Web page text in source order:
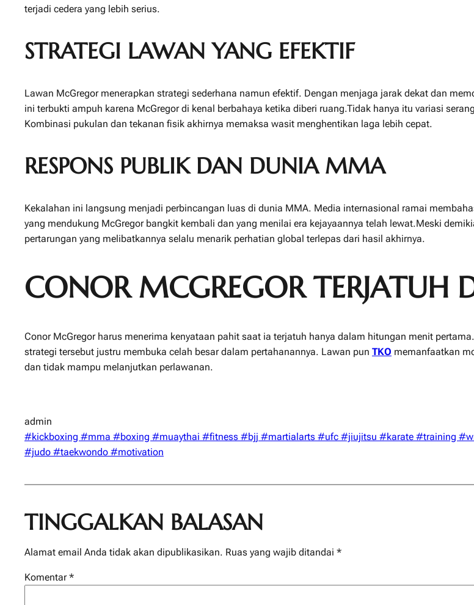
terjadi cedera yang lebih serius.
STRATEGI LAWAN YANG EFEKTIF
Lawan McGregor menerapkan strategi sederhana namun efektif. Dengan menjaga jarak dekat dan
ini terbukti ampuh karena McGregor di kenal berbahaya ketika diberi ruang.Tidak hanya itu variasi
Kombinasi pukulan dan tekanan fisik akhirnya memaksa wasit menghentikan laga lebih cepat.
RESPONS PUBLIK DAN DUNIA MMA
Kekalahan ini langsung menjadi perbincangan luas di dunia MMA. Media internasional ramai
yang mendukung McGregor bangkit kembali dan yang menilai era kejayaannya telah lewat.Meski
pertarungan yang melibatkannya selalu menarik perhatian global terlepas dari hasil akhirnya.
CONOR MCGREGOR TERJATUH
Conor McGregor harus menerima kenyataan pahit saat ia terjatuh hanya dalam hitungan menit
strategi tersebut justru membuka celah besar dalam pertahanannya. Lawan pun TKO memanfaatkan
dan tidak mampu melanjutkan perlawanan.
admin
#kickboxing #mma #boxing #muaythai #fitness #bjj #martialarts #ufc #jiujitsu #karate #training
#judo #taekwondo #motivation
TINGGALKAN BALASAN
Alamat email Anda tidak akan dipublikasikan. Ruas yang wajib ditandai *
Komentar*